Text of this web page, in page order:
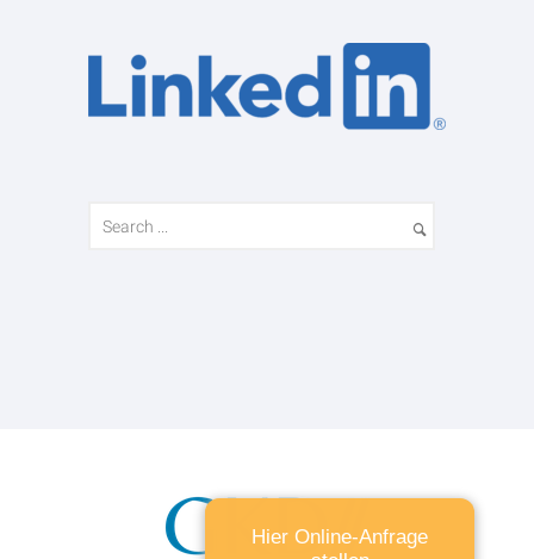
Hier Online-Anfrage